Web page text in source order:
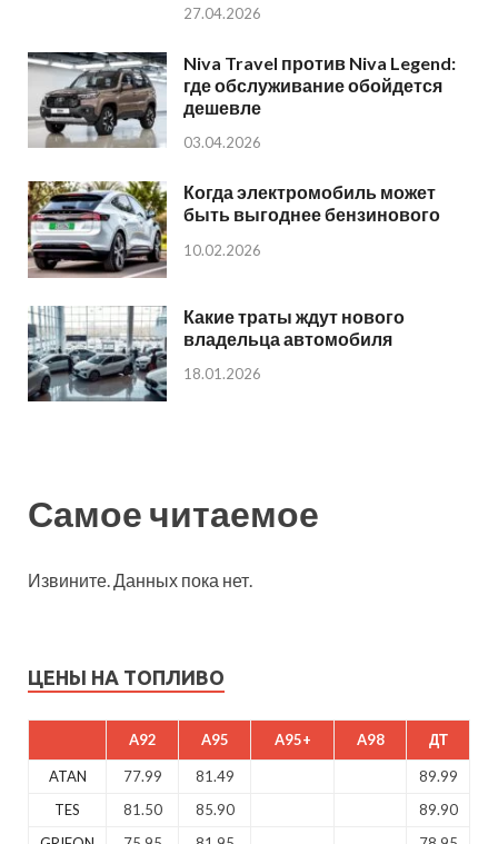
27.04.2026
Niva Travel против Niva Legend:
где обслуживание обойдется
дешевле
03.04.2026
Когда электромобиль может
быть выгоднее бензинового
10.02.2026
Какие траты ждут нового
владельца автомобиля
18.01.2026
Самое читаемое
Извините. Данных пока нет.
ЦЕНЫ НА ТОПЛИВО
A92 A95 A95+ A98 ДТ
ATAN 77.99 81.49
89.99
TES
81.50 85.90
89.90